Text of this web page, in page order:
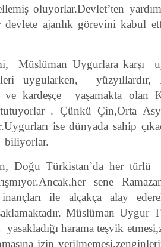
oluyorlar.Devlet’ten
devlete ajanlık görevini kabul
Müslüman Uygurlara karşı
uygularken,
kardeşçe yaşamakta olan
. Çünkü Çin,Orta
ise dünyada sahip
biliyorlar.
Türkistan’da her türlü
sene
ile alçakça alay
Müslüman Uygur
harama teşvik
izin